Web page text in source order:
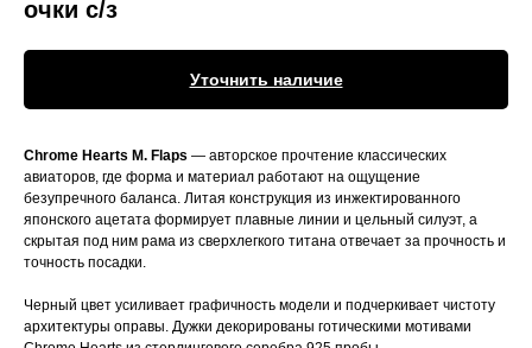
очки c/з
Уточнить наличие
Chrome Hearts M. Flaps — авторское прочтение классических
авиаторов, где форма и материал работают на ощущение
безупречного баланса. Литая конструкция из инжектированного
японского ацетата формирует плавные линии и цельный силуэт, а
скрытая под ним рама из сверхлегкого титана отвечает за прочность и
точность посадки.
Черный цвет усиливает графичность модели и подчеркивает чистоту
архитектуры оправы. Дужки декорированы готическими мотивами